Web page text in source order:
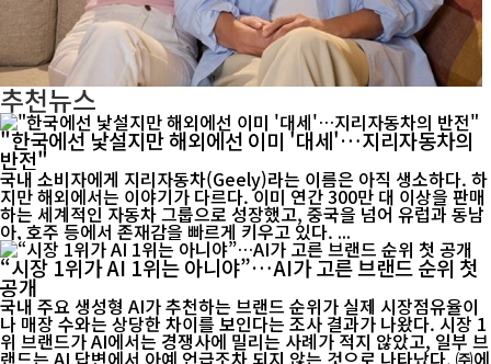
추천뉴스
"한국에선 낯설지만 해외에선 이미 '대세'…지리자동차의
반전"
국내 소비자에게 지리자동차(Geely)라는 이름은 아직 생소하다. 하
지만 해외에서는 이야기가 다르다. 이미 연간 300만 대 이상을 판매
하는 세계적인 자동차 그룹으로 성장했고, 중국을 넘어 유럽과 동남
아, 호주 등에서 존재감을 빠르게 키우고 있다. ...
“시장 1위가 AI 1위는 아니야”…AI가 고른 브랜드 순위 첫
공개
국내 주요 생성형 AI가 추천하는 브랜드 순위가 실제 시장점유율이
나 매장 수와는 상당한 차이를 보인다는 조사 결과가 나왔다. 시장 1
위 브랜드가 AI에서는 경쟁사에 밀리는 사례가 적지 않았고, 일부 브
랜드는 AI 답변에서 아예 언급조차 되지 않는 것으로 나타났다. ㈜에